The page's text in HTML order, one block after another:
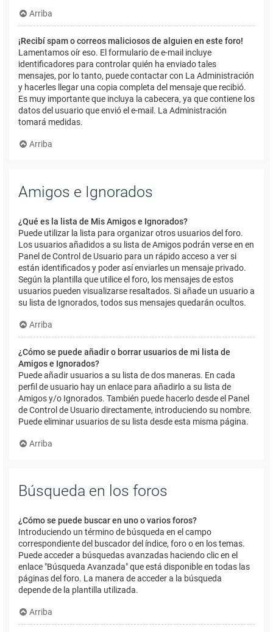
Arriba
¡Recibí spam o correos maliciosos de alguien en este foro!
Lamentamos oír eso. El formulario de e-mail incluye
identificadores para controlar quién ha enviado tales
mensajes, por lo tanto, puede contactar con La Administración
y hacerles llegar una copia completa del mensaje que recibió.
Es muy importante que incluya la cabecera, ya que contiene los
datos del usuario que envió el e-mail. La Administración
tomará medidas.
Arriba
Amigos e Ignorados
¿Qué es la lista de Mis Amigos e Ignorados?
Puede utilizar la lista para organizar otros usuarios del foro.
Los usuarios añadidos a su lista de Amigos podrán verse en en
Panel de Control de Usuario para un rápido acceso a ver si
están identificados y poder así enviarles un mensaje privado.
Según la plantilla que utilice el foro, los mensajes de estos
usuarios pueden visualizarse resaltados. Si añade un usuario a
su lista de Ignorados, todos sus mensajes quedarán ocultos.
Arriba
¿Cómo se puede añadir o borrar usuarios de mi lista de
Amigos e Ignorados?
Puede añadir usuarios a su lista de dos maneras. En cada
perfil de usuario hay un enlace para añadirlo a su lista de
Amigos y/o Ignorados. También puede hacerlo desde el Panel
de Control de Usuario directamente, introduciendo su nombre.
Puede eliminar usuarios de su lista desde esta misma página.
Arriba
Búsqueda en los foros
¿Cómo se puede buscar en uno o varios foros?
Introduciendo un término de búsqueda en el campo
correspondiente del buscador del índice, foro o en los temas.
Puede acceder a búsquedas avanzadas haciendo clic en el
enlace "Búsqueda Avanzada" que está disponible en todas las
páginas del foro. La manera de acceder a la búsqueda
depende de la plantilla utilizada.
Arriba